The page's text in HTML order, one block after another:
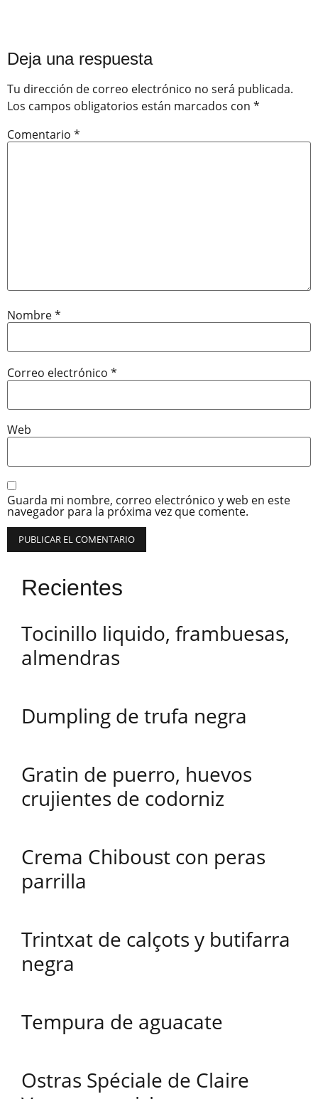
Deja una respuesta
Tu dirección de correo electrónico no será publicada.
Los campos obligatorios están marcados con *
Comentario *
Nombre*
Correo electrónico *
Web
Guarda mi nombre, correo electrónico y web en este
navegador para la próxima vez que comente.
Recientes
Tocinillo liquido, frambuesas,
almendras
Dumpling de trufa negra
Gratin de puerro, huevos
crujientes de codorniz
Crema Chiboust con peras
parrilla
Trintxat de calçots y butifarra
negra
Tempura de aguacate
Ostras Spéciale de Claire